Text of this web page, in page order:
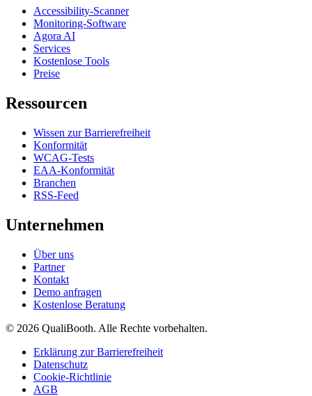
Accessibility-Scanner
Monitoring-Software
Agora AI
Services
Kostenlose Tools
Preise
Ressourcen
Wissen zur Barrierefreiheit
Konformität
WCAG-Tests
EAA-Konformität
Branchen
RSS-Feed
Unternehmen
Über uns
Partner
Kontakt
Demo anfragen
Kostenlose Beratung
© 2026 QualiBooth. Alle Rechte vorbehalten.
Erklärung zur Barrierefreiheit
Datenschutz
Cookie-Richtlinie
AGB